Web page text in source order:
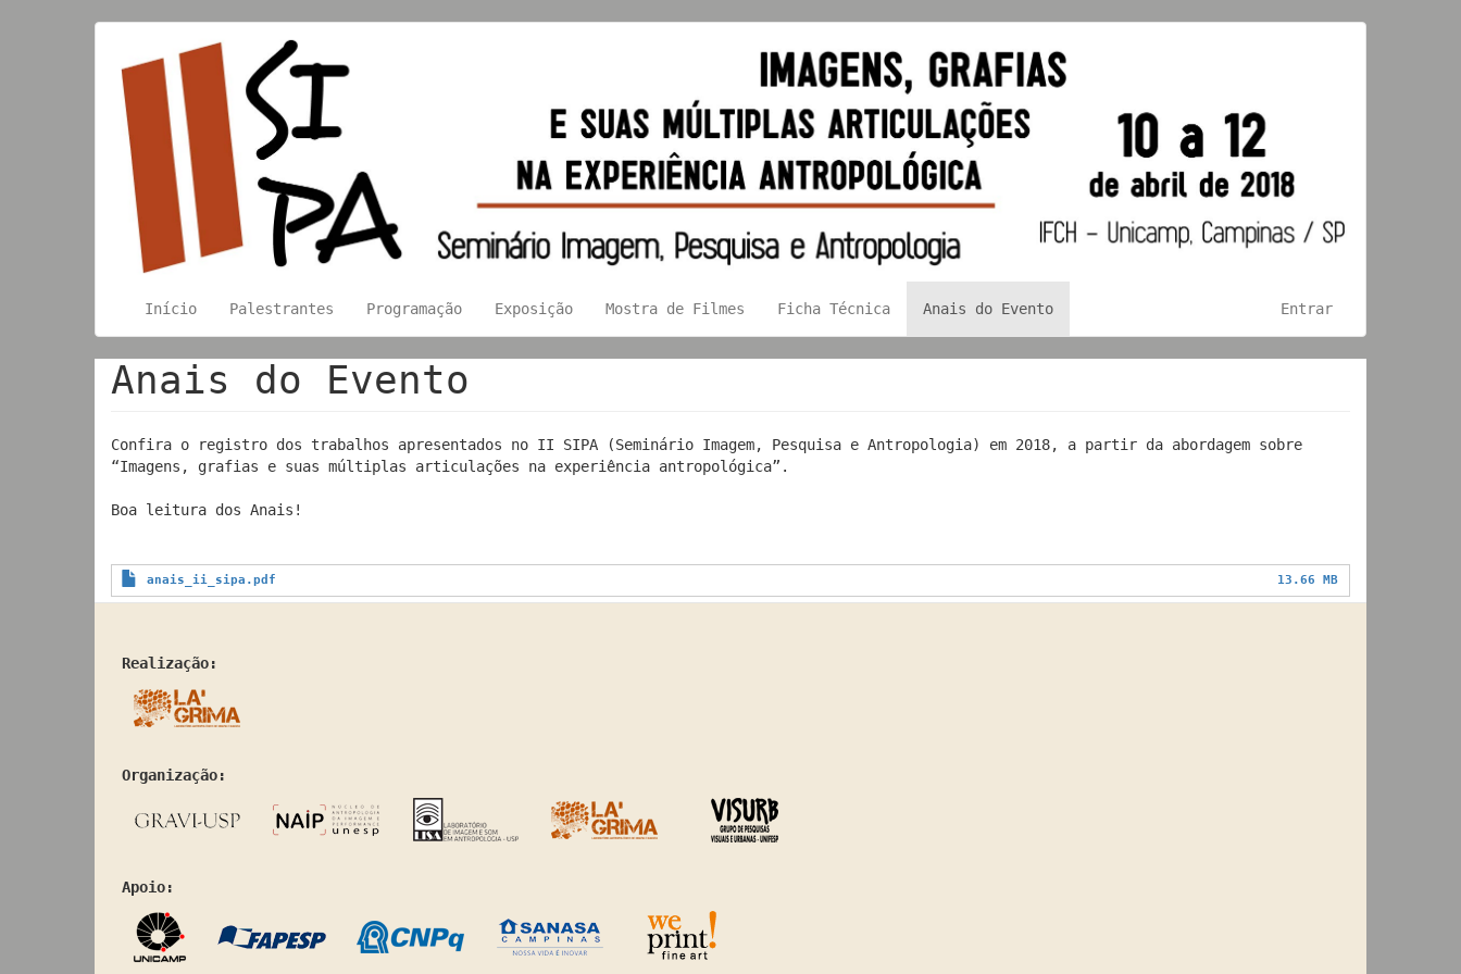
Main
navigation
Início Palestrantes Programação Exposição Mostra de Filmes Ficha Técnica Anais do Evento
User
account
menu
Entrar
Anais do Evento
Confira o registro dos trabalhos apresentados no II SIPA (Seminário Imagem, Pesquisa e Antropologia) em 2018, a partir da abordagem sobre
“Imagens, grafias e suas múltiplas articulações na experiência antropológica”.
Boa leitura dos Anais!
Documento
anais_ii_sipa.pdf 13.66 MB
Realização:
Organização:
Apoio: